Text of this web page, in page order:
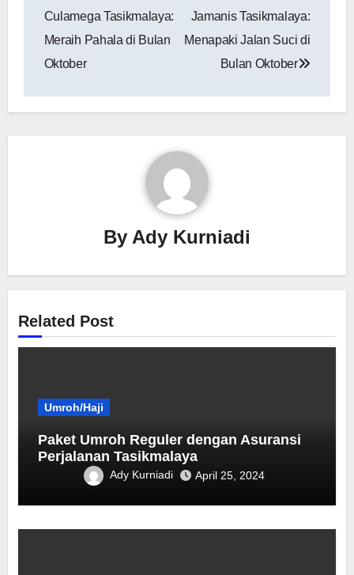
Culamega Tasikmalaya:
Meraih Pahala di Bulan
Oktober
Jamanis Tasikmalaya‎:
Menapaki Jalan Suci di
Bulan Oktober
By Ady Kurniadi
Related Post
Umroh/Haji
Paket Umroh Reguler dengan Asuransi
Perjalanan Tasikmalaya
Ady Kurniadi April 25, 2024